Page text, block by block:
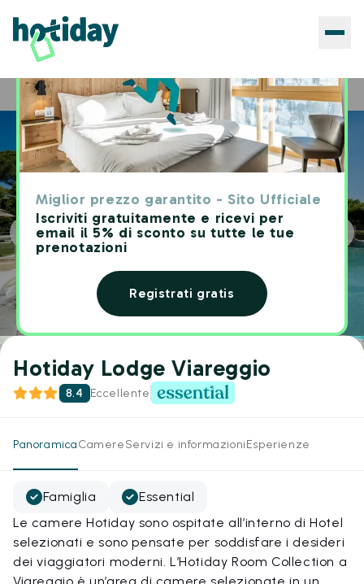
Miglior prezzo garantito - Sito Ufficiale
Iscriviti gratuitamente e ricevi per
email il 5% di sconto su tutte le tue
prenotazioni
Registrati gratis
Home Hotels Hotiday Lodge Viareggio
Hotiday Lodge Viareggio
8.4 Eccellente
PanoramicaCamereServizi e informazioniEsperienze
Famiglia
Essential
Le camere Hotiday sono ospitate all’interno di Hotel
selezionati e sono pensate per soddisfare i desideri
dei viaggiatori moderni. L’Hotiday Room Collection a